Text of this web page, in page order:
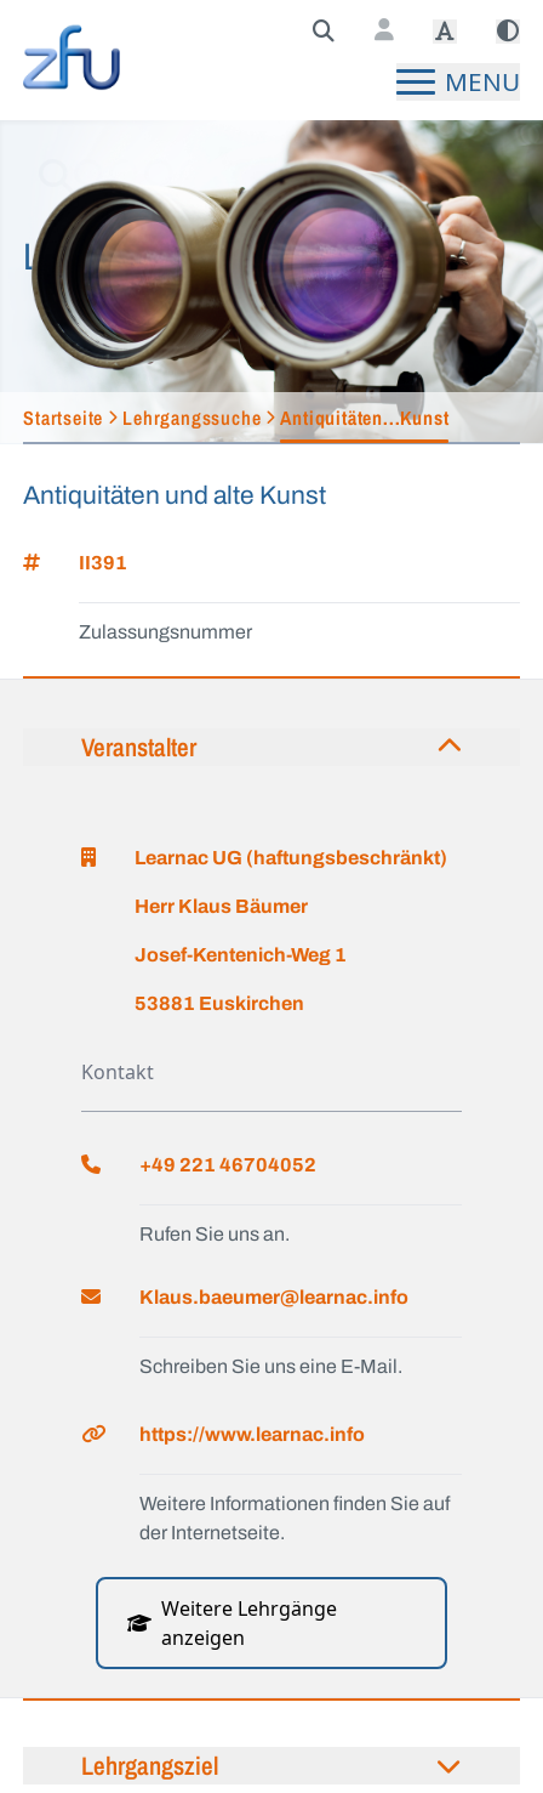
Zentralstelle für Fernunterricht Hauptseite
MENU
Lehrgangssuche
Startseite Lehrgangssuche Antiquitäten...Kunst
Antiquitäten und alte Kunst
II391
Zulassungsnummer
Veranstalter
Learnac UG (haftungsbeschränkt)
Herr Klaus Bäumer
Josef-Kentenich-Weg 1
53881 Euskirchen
Kontakt
+49 221 46704052
Rufen Sie uns an.
Klaus.baeumer@learnac.info
Schreiben Sie uns eine E-Mail.
https://www.learnac.info
Weitere Informationen finden Sie auf
der Internetseite.
Weitere Lehrgänge
anzeigen
Lehrgangsziel